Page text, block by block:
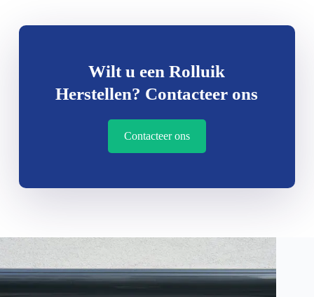
Wilt u een Rolluik
Herstellen? Contacteer ons
Contacteer ons